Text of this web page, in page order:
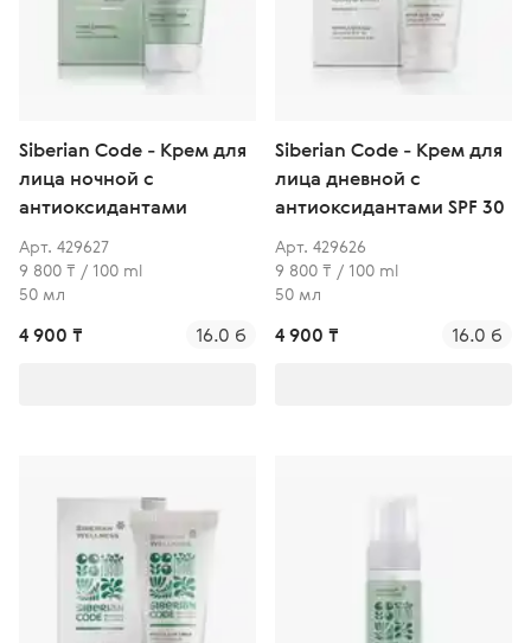
Siberian Code - Крем для
лица ночной с
антиоксидантами
Арт. 429627
9 800 ₸ / 100 ml
50 мл
4 900 ₸ 16.0 б
Siberian Code - Крем для
лица дневной с
антиоксидантами SPF 30
Арт. 429626
9 800 ₸ / 100 ml
50 мл
4 900 ₸ 16.0 б